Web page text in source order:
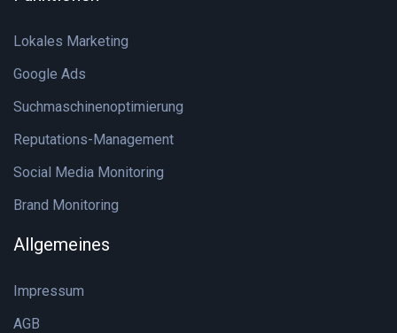
Lokales Marketing
Google Ads
Suchmaschinenoptimierung
Reputations-Management
Social Media Monitoring
Brand Monitoring
Allgemeines
Impressum
AGB